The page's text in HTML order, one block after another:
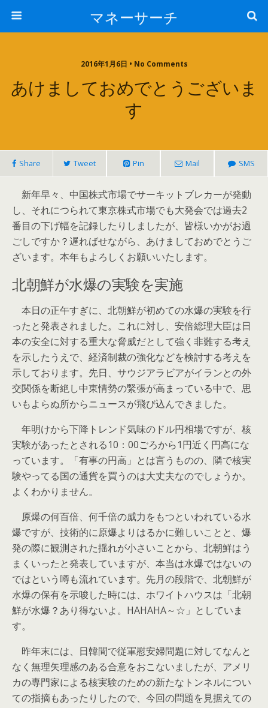
マネーサーチ
2016年1月6日 • No Comments
あけましておめでとうございま
す
Share Tweet Pin Mail SMS
新年早々、中国株式市場でサーキットブレカーが発動
し、それにつられて東京株式市場でも大発会では過去2
番目の下げ幅を記録したりしましたが、皆様いかがお過
ごしですか？遅ればせながら、あけましておめでとうご
ざいます。本年もよろしくお願いいたします。
北朝鮮が水爆の実験を実施
本日の正午すぎに、北朝鮮が初めての水爆の実験を行
ったと発表されました。これに対し、安倍総理大臣は日
本の安全に対する重大な脅威だとして強く非難する考え
を示したうえで、経済制裁の強化などを検討する考えを
示しております。先日、サウジアラビアがイランとの外
交関係を断絶し中東情勢の緊張が高まっている中で、思
いもよらぬ所からニュースが飛び込んできました。
年明けから下降トレンド気味のドル円相場ですが、核
実験があったとされる10：00ごろから1円近く円高にな
っています。「有事の円高」とは言うものの、隣で核実
験やってる国の通貨を買うのは大丈夫なのでしょうか。
よくわかりません。
原爆の何百倍、何千倍の威力をもつといわれている水
爆ですが、技術的に原爆よりはるかに難しいことと、爆
発の際に観測された揺れが小さいことから、北朝鮮はう
まくいったと発表していますが、本当は水爆ではないの
ではという噂も流れています。先月の段階で、北朝鮮が
水爆の保有を示唆した時には、ホワイトハウスは「北朝
鮮が水爆？あり得ないよ。HAHAHA～☆」としていま
す。
昨年末には、日韓間で従軍慰安婦問題に対してなんと
なく無理矢理感のある合意をおこないましたが、アメリ
カの専門家による核実験のための新たなトンネルについ
ての指摘もあったりしたので、今回の問題を見据えての